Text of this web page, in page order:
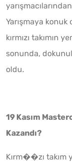
Yarışmaya konuk
kırmızı takımın
sonunda,
oldu.
19 Kasım
Kazandı?
Kırm��zı takım